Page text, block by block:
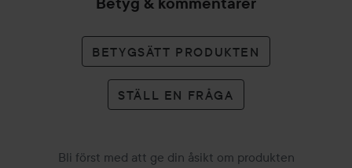
BETYGSÄTT PRODUKTEN
STÄLL EN FRÅGA
Bli först med att ge din åsikt om produkten